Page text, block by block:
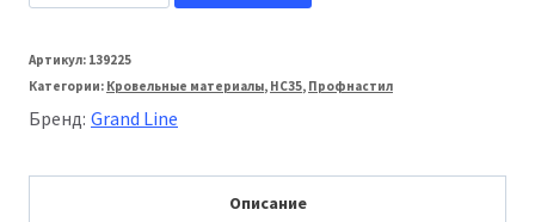
Grand
Line
Профнастил
(м2)
Артикул: 139225
Категории: Кровельные материалы, НС35, Профнастил
Бренд: Grand Line
Описание